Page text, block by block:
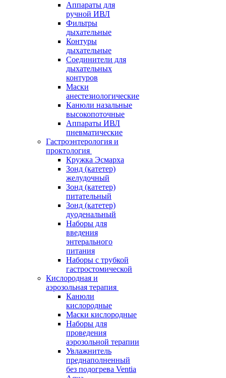
Аппараты для
ручной ИВЛ
Фильтры
дыхательные
Контуры
дыхательные
Соединители для
дыхательных
контуров
Маски
анестезиологические
Канюли назальные
высокопоточные
Аппараты ИВЛ
пневматические
Гастроэнтерология и
проктология
Кружка Эсмарха
Зонд (катетер)
желудочный
Зонд (катетер)
питательный
Зонд (катетер)
дуоденальный
Наборы для
введения
энтерального
питания
Наборы с трубкой
гастростомической
Кислородная и
аэрозольная терапия
Канюли
кислородные
Маски кислородные
Наборы для
проведения
аэрозольной терапии
Увлажнитель
преднаполненный
без подогрева Ventia